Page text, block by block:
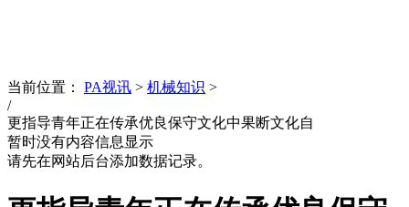
当前位置： PA视讯 > 机械知识 >
/
更指导青年正在传承优良保守文化中果断文化自
暂时没有内容信息显示
请先在网站后台添加数据记录。